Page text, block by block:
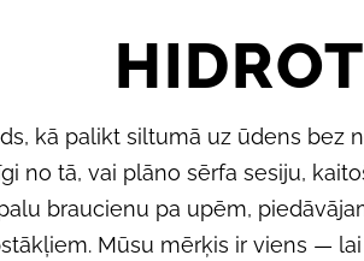
K
A
T
kā palikt siltumā uz ūdens bez
no tā, vai plāno sērfa sesiju,
braucienu pa upēm,
Mūsu mērķis ir viens —